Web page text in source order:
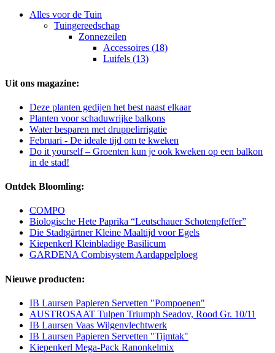
Alles voor de Tuin
Tuingereedschap
Zonnezeilen
Accessoires (18)
Luifels (13)
Uit ons magazine:
Deze planten gedijen het best naast elkaar
Planten voor schaduwrijke balkons
Water besparen met druppelirrigatie
Februari - De ideale tijd om te kweken
Do it yourself – Groenten kun je ook kweken op een balkon
in de stad!
Ontdek Bloomling:
COMPO
Biologische Hete Paprika “Leutschauer Schotenpfeffer”
Die Stadtgärtner Kleine Maaltijd voor Egels
Kiepenkerl Kleinbladige Basilicum
GARDENA Combisystem Aardappelploeg
Nieuwe producten:
IB Laursen Papieren Servetten "Pompoenen"
AUSTROSAAT Tulpen Triumph Seadov, Rood Gr. 10/11
IB Laursen Vaas Wilgenvlechtwerk
IB Laursen Papieren Servetten "Tijmtak"
Kiepenkerl Mega-Pack Ranonkelmix